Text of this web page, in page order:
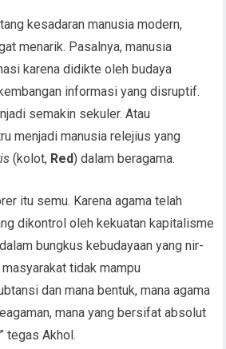
kesadaran manusia modern,
menarik. Pasalnya, manusia
karena didikte oleh budaya
informasi yang disruptif.
semakin sekuler. Atau
menjadi manusia relejius yang
(kolot, Red) dalam beragama.
itu semu. Karena agama telah
dikontrol oleh kekuatan kapitalisme
bungkus kebudayaan yang nir-
tidak mampu
dan mana bentuk, mana agama
mana yang bersifat absolut
tegas Akhol.